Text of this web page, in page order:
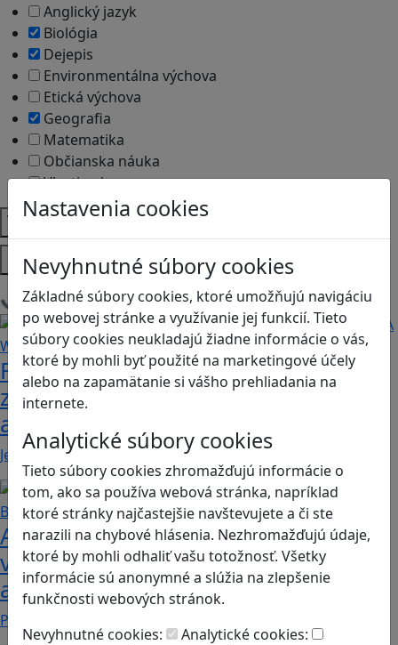
Nastavenia cookies
Nevyhnutné súbory cookies
Základné súbory cookies, ktoré umožňujú navigáciu
po webovej stránke a využívanie jej funkcií. Tieto
súbory cookies neukladajú žiadne informácie o vás,
ktoré by mohli byť použité na marketingové účely
alebo na zapamätanie si vášho prehliadania na
internete.
Analytické súbory cookies
Tieto súbory cookies zhromažďujú informácie o
tom, ako sa používa webová stránka, napríklad
ktoré stránky najčastejšie navštevujete a či ste
narazili na chybové hlásenia. Nezhromažďujú údaje,
ktoré by mohli odhaliť vašu totožnosť. Všetky
informácie sú anonymné a slúžia na zlepšenie
funkčnosti webových stránok.
Nevyhnutné cookies:
Analytické cookies:
Anglický jazyk
Biológia
Dejepis
Environmentálna výchova
Etická výchova
Geografia
Matematika
Občianska náuka
Vlastiveda
Témy
Platformy
Načítam blogy
Fotografujte zvieratká, aby ste
zachránili ostrov v Alba: A Wildlife
adventure
Jednoduchá hra, vhodná pre kohokoľvek z rodiny,…
Ako biele krvinky bojujú proti
vírusom a baktériám? Hra Bunky v
akcii je zábavnou lekciou o imunite
Pod názvom Bunky v akcii sa skrýva mobilná akčná…